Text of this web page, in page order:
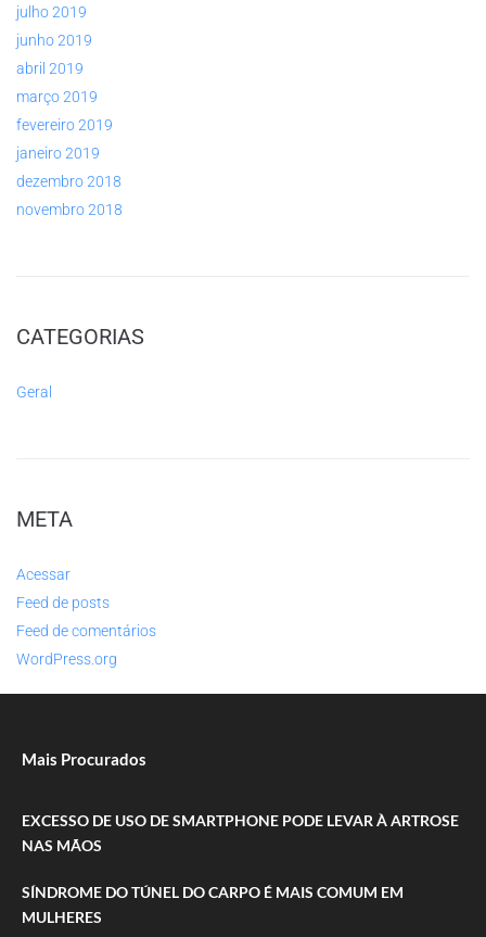
julho 2019
junho 2019
abril 2019
março 2019
fevereiro 2019
janeiro 2019
dezembro 2018
novembro 2018
CATEGORIAS
Geral
META
Acessar
Feed de posts
Feed de comentários
WordPress.org
Mais Procurados
EXCESSO DE USO DE SMARTPHONE PODE LEVAR À ARTROSE
NAS MÃOS
SÍNDROME DO TÚNEL DO CARPO É MAIS COMUM EM
MULHERES